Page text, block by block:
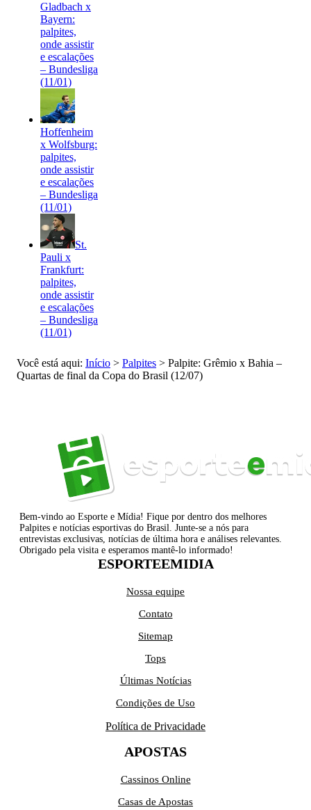
Gladbach x
Bayern:
palpites,
onde assistir
e escalações
– Bundesliga
(11/01)
Hoffenheim
x Wolfsburg:
palpites,
onde assistir
e escalações
– Bundesliga
(11/01)
St.
Pauli x
Frankfurt:
palpites,
onde assistir
e escalações
– Bundesliga
(11/01)
Você está aqui: Início > Palpites > Palpite: Grêmio x Bahia –
Quartas de final da Copa do Brasil (12/07)
Bem-vindo ao Esporte e Mídia! Fique por dentro dos melhores
Palpites e notícias esportivas do Brasil. Junte-se a nós para
entrevistas exclusivas, notícias de última hora e análises relevantes.
Obrigado pela visita e esperamos mantê-lo informado!
ESPORTEEMIDIA
Nossa equipe
Contato
Sitemap
Tops
Últimas Notícias
Condições de Uso
Política de Privacidade
APOSTAS
Cassinos Online
Casas de Apostas